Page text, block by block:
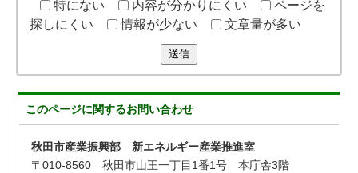
特にない
内容が分かりにくい
ページを
探しにくい
情報が少ない 文章量が多い
送信
このページに関するお問い合わせ
秋田市産業振興部 新エネルギー産業推進室
〒010-8560 秋田市山王一丁目1番1号 本庁舎3階